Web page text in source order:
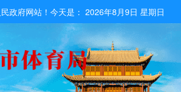
政府网站！今天是：2026年8月9日 星期日